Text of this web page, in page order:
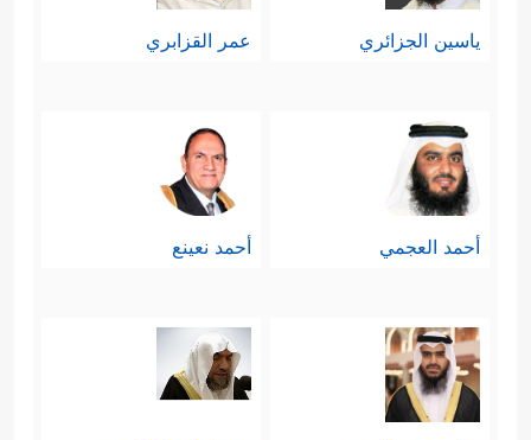
ياسين الجزائري عمر القزابري
أحمد العجمي أحمد نعينع